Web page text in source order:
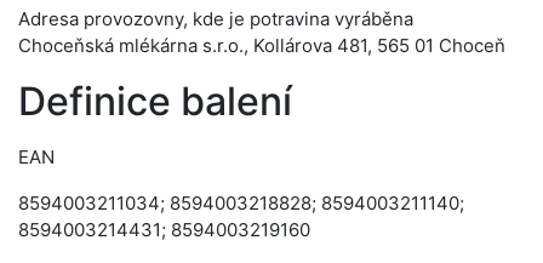
Adresa provozovny, kde je potravina vyráběna
Choceňská mlékárna s.r.o., Kollárova 481, 565 01 Choceň
Definice balení
EAN
8594003211034; 8594003218828; 8594003211140;
8594003214431; 8594003219160